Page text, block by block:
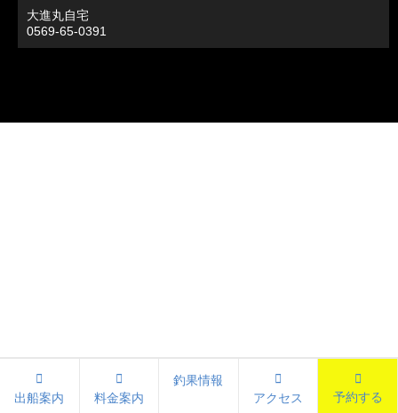
大進丸自宅
0569-65-0391
出船案内 料金案内
釣果情報
アクセス
予約する